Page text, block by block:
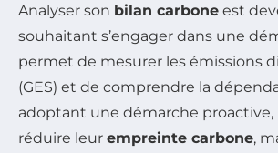
Analyser son bilan carbone est
souhaitant s’engager dans une
permet de mesurer les émissions
(GES) et de comprendre la
adoptant une démarche
réduire leur empreinte carbone,